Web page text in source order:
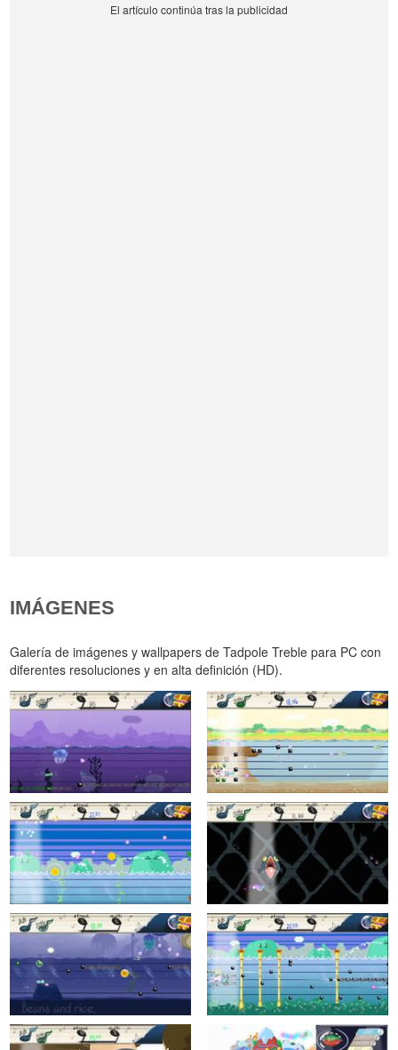
IMÁGENES
Galería de imágenes y wallpapers de Tadpole Treble para PC con
diferentes resoluciones y en alta definición (HD).